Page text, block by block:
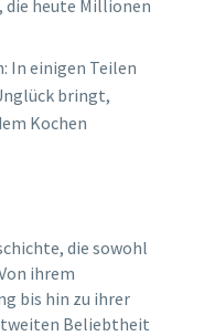
die heute Millionen
In einigen Teilen
bringt,
Kochen
die sowohl
ihrem
bis hin zu ihrer
Beliebtheit